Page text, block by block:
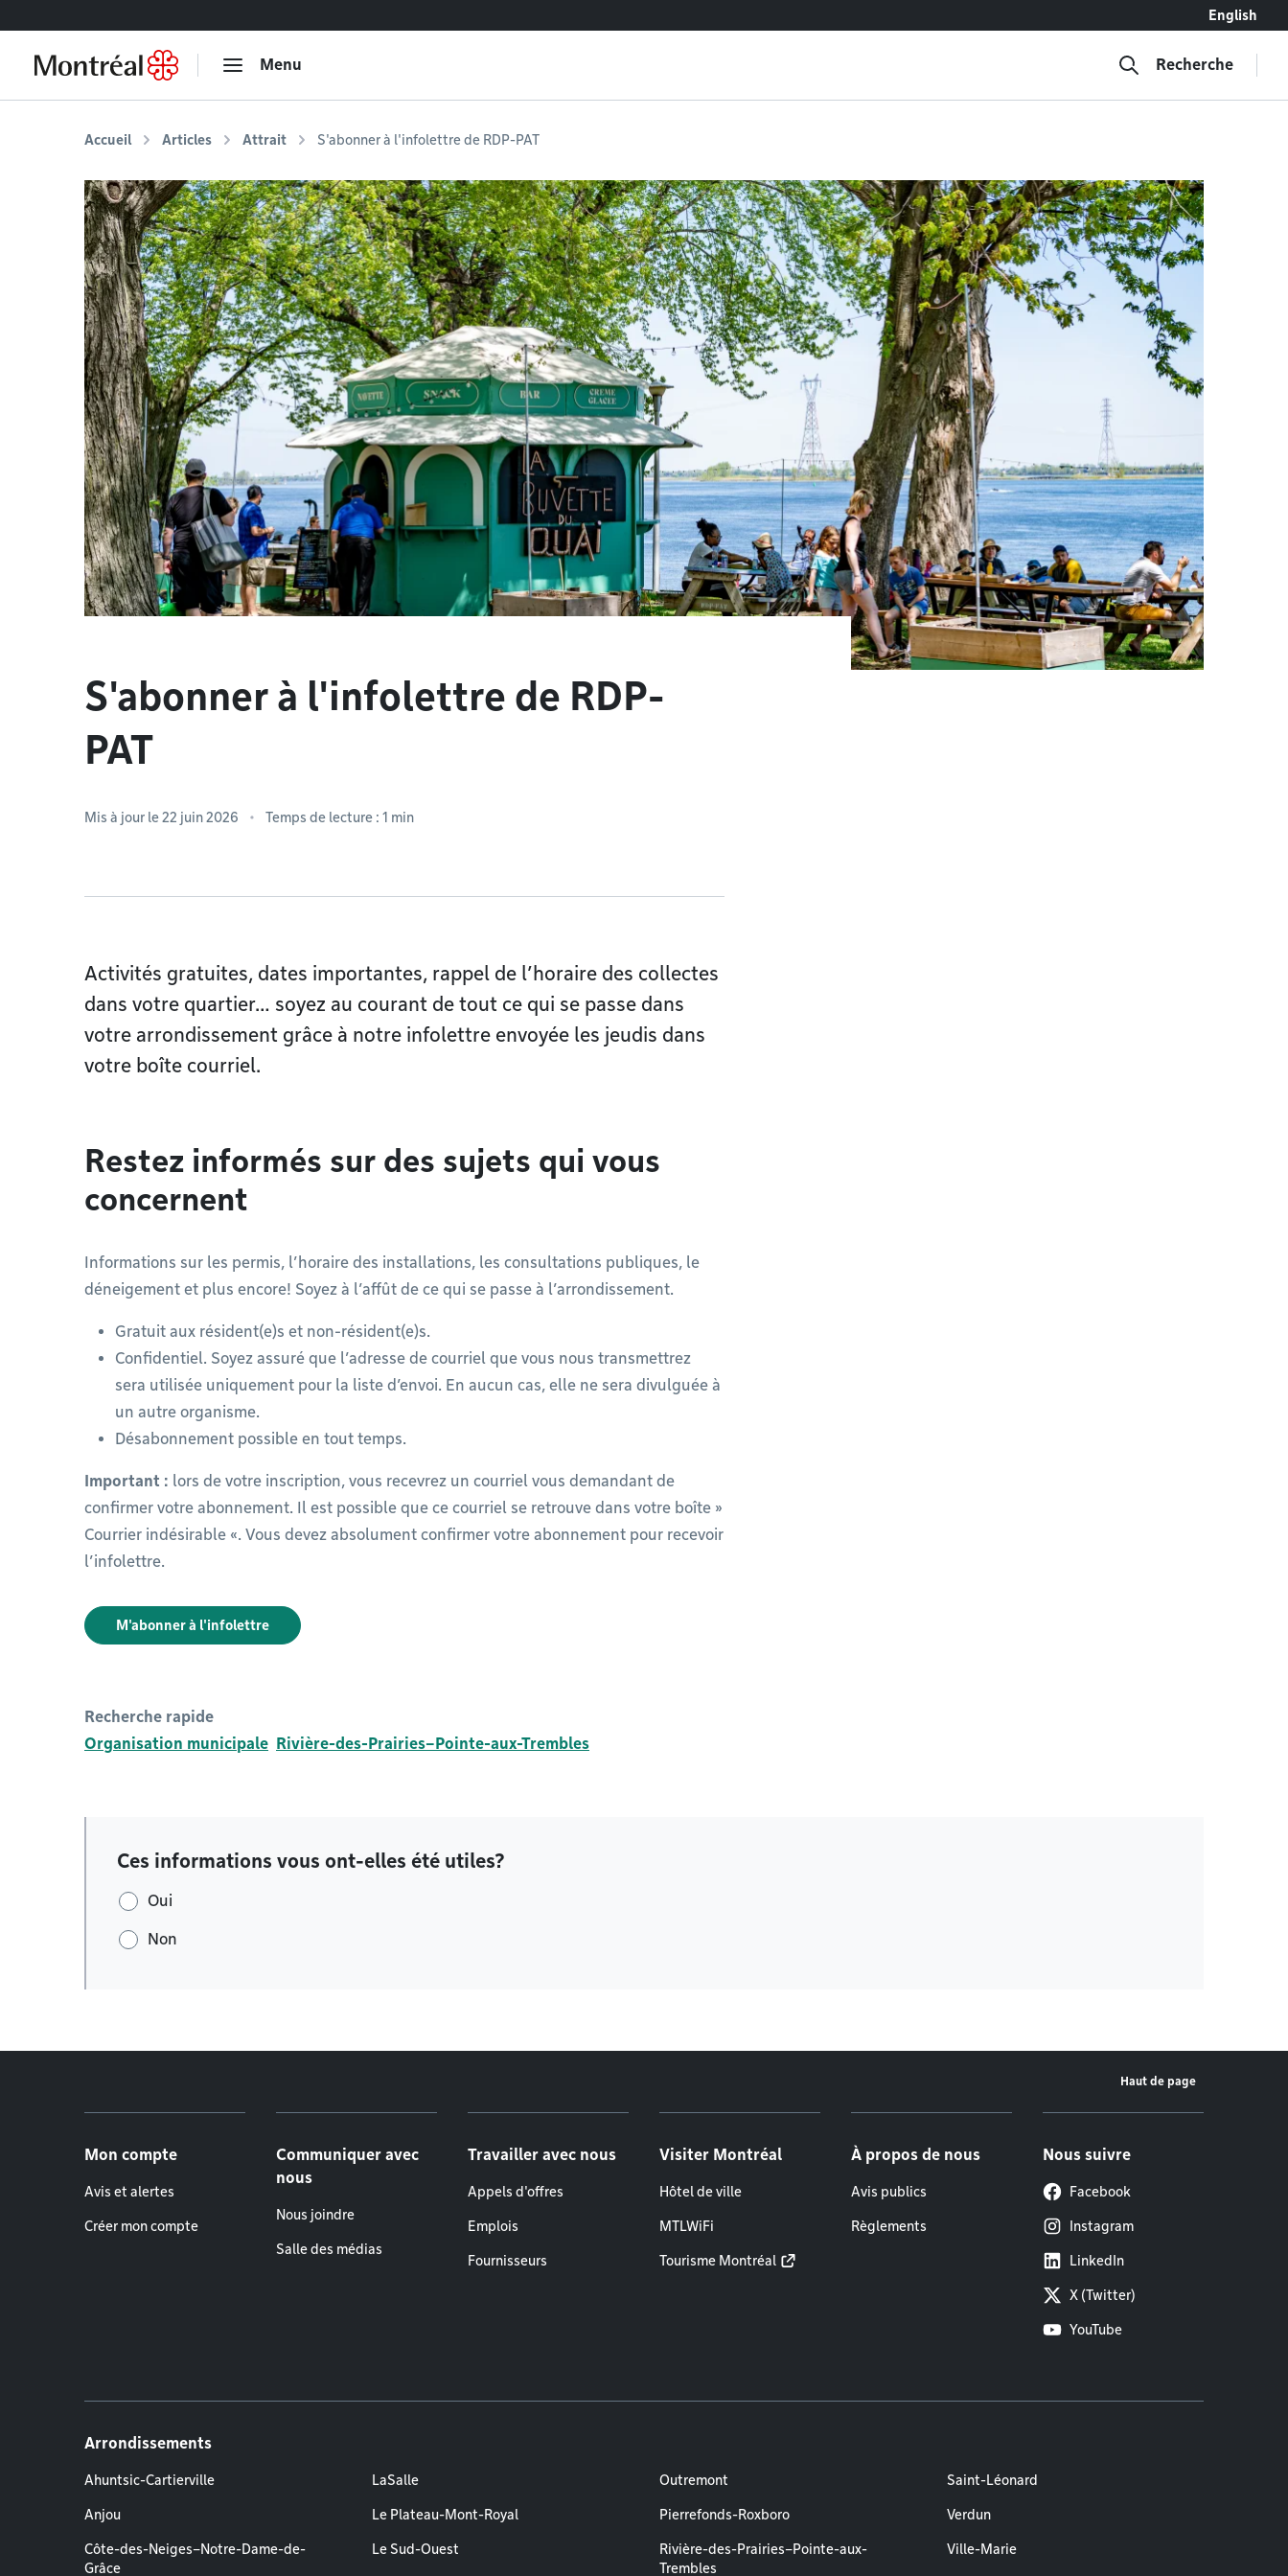
English
Menu Recherche
Accueil Articles Attrait S'abonner à l'infolettre de RDP-PAT
S'abonner à l'infolettre de RDP-
PAT
Mis à jour le 22 juin 2026 Temps de lecture : 1 min
Activités gratuites, dates importantes, rappel de l’horaire des collectes
dans votre quartier… soyez au courant de tout ce qui se passe dans
votre arrondissement grâce à notre infolettre envoyée les jeudis dans
votre boîte courriel.
Restez informés sur des sujets qui vous
concernent
Informations sur les permis, l’horaire des installations, les consultations publiques, le
déneigement et plus encore! Soyez à l’affût de ce qui se passe à l’arrondissement.
Gratuit aux résident(e)s et non-résident(e)s.
Confidentiel. Soyez assuré que l’adresse de courriel que vous nous transmettrez
sera utilisée uniquement pour la liste d’envoi. En aucun cas, elle ne sera divulguée à
un autre organisme.
Désabonnement possible en tout temps.
Important : lors de votre inscription, vous recevrez un courriel vous demandant de
confirmer votre abonnement. Il est possible que ce courriel se retrouve dans votre boîte »
Courrier indésirable «. Vous devez absolument confirmer votre abonnement pour recevoir
l’infolettre.
M'abonner à l'infolettre
Recherche rapide
Organisation municipale Rivière-des-Prairies–Pointe-aux-Trembles
Ces informations vous ont-elles été utiles?
Oui
Non
Haut de page
Mon compte
Avis et alertes
Créer mon compte
Communiquer avec
nous
Nous joindre
Salle des médias
Travailler avec nous
Appels d'offres
Emplois
Fournisseurs
Visiter Montréal
Hôtel de ville
MTLWiFi
Tourisme Montréal
À propos de nous
Avis publics
Règlements
Nous suivre
Facebook
Instagram
LinkedIn
X (Twitter)
YouTube
Arrondissements
Ahuntsic-Cartierville
Anjou
Côte-des-Neiges–Notre-Dame-de-
Grâce
LaSalle
Le Plateau-Mont-Royal
Le Sud-Ouest
Outremont
Pierrefonds-Roxboro
Rivière-des-Prairies–Pointe-aux-
Trembles
Saint-Léonard
Verdun
Ville-Marie